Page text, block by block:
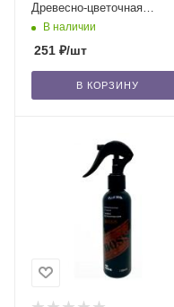
Древесно-цветочная
свежесть/24
В наличии
251 ₽/шт
В КОРЗИНУ